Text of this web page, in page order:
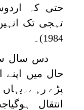
حتی کہ
تہجی تک
1984)۔
دس سال
حال میں اپنے